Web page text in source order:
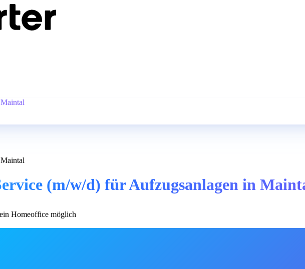
(m/w/d) für Aufzugsanlagen in
Homeoffice möglich